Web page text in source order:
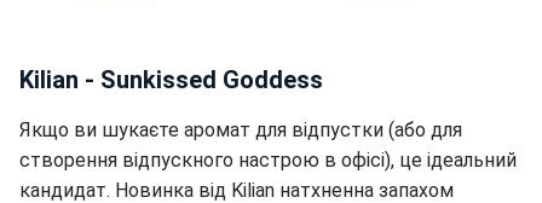
Kilian - Sunkissed Goddess
Якщо ви шукаєте аромат для відпустки (або для
створення відпускного настрою в офісі), це ідеальний
кандидат. Новинка від Kilian натхненна запахом